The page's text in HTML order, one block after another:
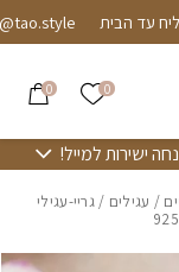
שליח עד הבית
0 הרשימה
0
/ עגילים / גריי-עגילי